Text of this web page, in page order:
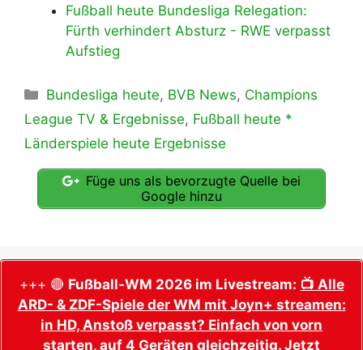
Fußball heute Bundesliga Relegation:
Fürth verhindert Absturz - RWE verpasst
Aufstieg
Kategorien
Bundesliga heute, BVB News, Champions
League TV & Ergebnisse, Fußball heute *
Länderspiele heute Ergebnisse
Füge uns als bevorzugte Quelle bei
Google hinzu
+++ 🔴 Fußball-WM 2026 im Livestream: 📺 Alle
ARD- & ZDF-Spiele der WM mit Joyn+ streamen:
in HD, Anstoß verpasst? Einfach von vorn
starten, auf 4 Geräten gleichzeitig. Jetzt